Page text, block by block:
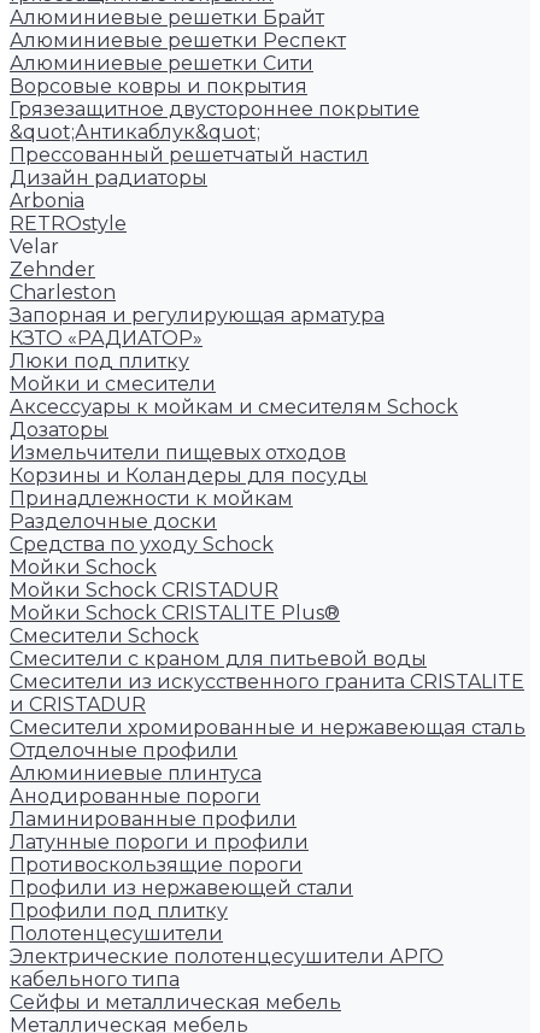
Алюминиевые решетки Брайт
Алюминиевые решетки Респект
Алюминиевые решетки Сити
Ворсовые ковры и покрытия
Грязезащитное двустороннее покрытие
&quot;Антикаблук&quot;
Прессованный решетчатый настил
Дизайн радиаторы
Arbonia
RETROstyle
Velar
Zehnder
Charleston
Запорная и регулирующая арматура
КЗТО «РАДИАТОР»
Люки под плитку
Мойки и смесители
Аксессуары к мойкам и смесителям Schock
Дозаторы
Измельчители пищевых отходов
Корзины и Коландеры для посуды
Принадлежности к мойкам
Разделочные доски
Средства по уходу Schock
Мойки Schock
Мойки Schock CRISTADUR
Мойки Schock CRISTALITE Plus®
Смесители Schock
Cмесители с краном для питьевой воды
Смесители из искуcственного гранита CRISTALITE
и CRISTADUR
Смесители хромированные и нержавеющая сталь
Отделочные профили
Алюминиевые плинтуса
Анодированные пороги
Ламинированные профили
Латунные пороги и профили
Противоскользящие пороги
Профили из нержавеющей стали
Профили под плитку
Полотенцесушители
Электрические полотенцесушители АРГО
кабельного типа
Сейфы и металлическая мебель
Металлическая мебель